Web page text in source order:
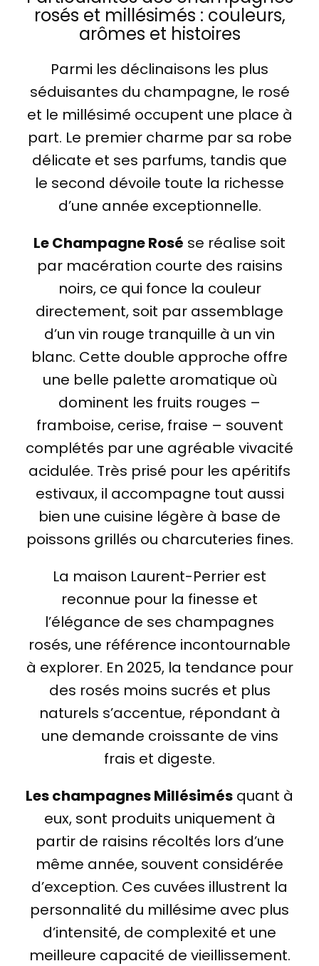
rosés et millésimés : couleurs,
arômes et histoires
Parmi les déclinaisons les plus
séduisantes du champagne, le rosé
et le millésimé occupent une place à
part. Le premier charme par sa robe
délicate et ses parfums, tandis que
le second dévoile toute la richesse
d’une année exceptionnelle.
Le Champagne Rosé se réalise soit
par macération courte des raisins
noirs, ce qui fonce la couleur
directement, soit par assemblage
d’un vin rouge tranquille à un vin
blanc. Cette double approche offre
une belle palette aromatique où
dominent les fruits rouges –
framboise, cerise, fraise – souvent
complétés par une agréable vivacité
acidulée. Très prisé pour les apéritifs
estivaux, il accompagne tout aussi
bien une cuisine légère à base de
poissons grillés ou charcuteries fines.
La maison Laurent-Perrier est
reconnue pour la finesse et
l’élégance de ses champagnes
rosés, une référence incontournable
à explorer. En 2025, la tendance pour
des rosés moins sucrés et plus
naturels s’accentue, répondant à
une demande croissante de vins
frais et digeste.
Les champagnes Millésimés quant à
eux, sont produits uniquement à
partir de raisins récoltés lors d’une
même année, souvent considérée
d’exception. Ces cuvées illustrent la
personnalité du millésime avec plus
d’intensité, de complexité et une
meilleure capacité de vieillissement.